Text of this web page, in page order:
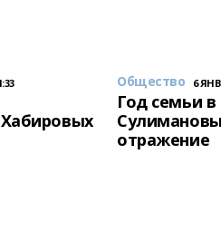
Общество 6
Год семьи в
отражение